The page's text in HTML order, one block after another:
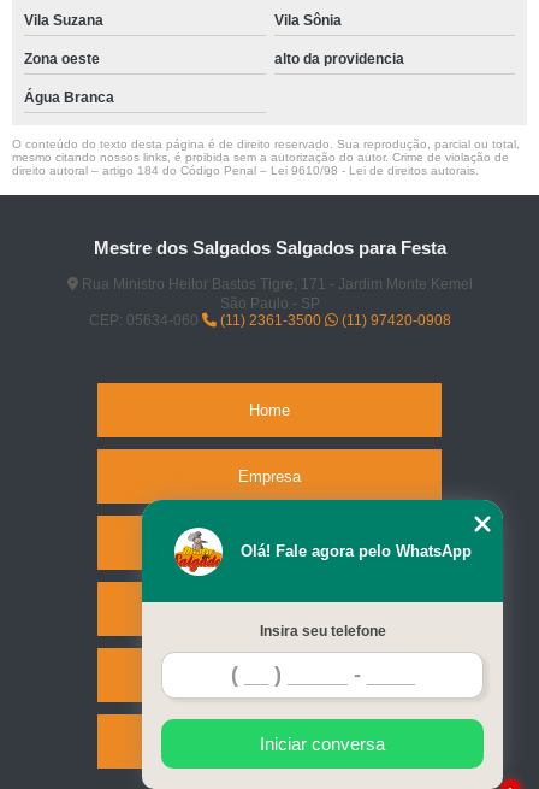
Vila Suzana Vila Sônia
Zona oeste alto da providencia
Água Branca
O conteúdo do texto desta página é de direito reservado. Sua reprodução, parcial ou total,
mesmo citando nossos links, é proibida sem a autorização do autor. Crime de violação de
direito autoral – artigo 184 do Código Penal – Lei 9610/98 - Lei de direitos autorais
Mestre dos Salgados Salgados para Festa
Rua Ministro Heitor Bastos Tigre, 171 - Jardim Monte Kemel
São Paulo - SP
CEP: 05634-060
(11) 2361-3500 (11) 97420-0908
Home
Empresa
Missão
Contato
Mapa do site
Olá! Fale agora pelo WhatsApp
Insira seu telefone
Iniciar conversa